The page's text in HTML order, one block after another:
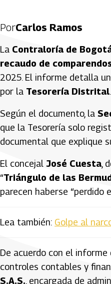
PorCarlos Ramos
La Contraloría de
recaudo de
2025. El informe detalla
por la Tesorería Distrital.
Según el documento, la
que la Tesorería solo
documental que explique
El concejal José Cuesta ,
“Triángulo de las
parecen haberse “perdido
Lea también: Golpe al
De acuerdo con el
controles contables y
S.A.S. , encargada de